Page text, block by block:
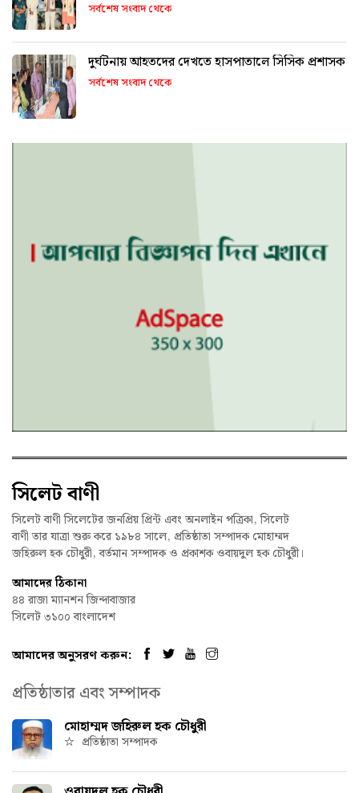
সর্বশেষ সংবাদ থেকে
দুর্ঘটনায় আহতদের দেখতে হাসপাতালে সিসিক প্রশাসক
সর্বশেষ সংবাদ থেকে
সিলেট বাণী
সিলেট বাণী সিলেটের জনপ্রিয় প্রিন্ট এবং অনলাইন পত্রিকা, সিলেট
বাণী তার যাত্রা শুরু করে ১৯৮৪ সালে, প্রতিষ্ঠাতা সম্পাদক মোহাম্মদ
জহিরুল হক চৌধুরী, বর্তমান সম্পাদক ও প্রকাশক ওবায়দুল হক চৌধুরী।
আমাদের ঠিকানা
৪৪ রাজা ম্যানশন জিন্দাবাজার
সিলেট ৩১০০ বাংলাদেশ
আমাদের অনুসরণ করুন:
প্রতিষ্ঠাতার এবং সম্পাদক
মোহাম্মদ জহিরুল হক চৌধুরী
প্রতিষ্ঠাতা সম্পাদক